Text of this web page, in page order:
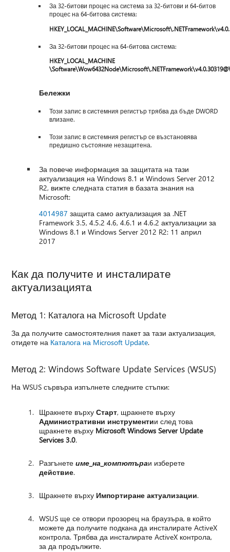
За 32-битови процес на система за 32-битови и 64-битов
процес на 64-битова система:
За 32-битови процес на 64-битова система:
HKEY_LOCAL_MACHINE
Бележки
Този запис в системния регистър трябва да бъде DWORD
влизане.
Този запис в системния регистър се възстановява
предишно състояние незащитена.
За повече информация за защитата на тази
актуализация на Windows 8.1 и Windows Server 2012
R2, вижте следната статия в базата знания на
Microsoft:
4014987 защита само актуализация за .NET
Framework 3.5, 4.5.2 4.6, 4.6.1 и 4.6.2 актуализации за
Windows 8.1 и Windows Server 2012 R2: 11 април
2017
Как да получите и инсталирате
актуализацията
Метод 1: Каталога на Microsoft Update
За да получите самостоятелния пакет за тази актуализация,
отидете на Каталога на Microsoft Update.
Метод 2: Windows Software Update Services (WSUS)
На WSUS сървъра изпълнете следните стъпки:
Щракнете върхуСтарт, щракнете върху
Административни инструментии след това
щракнете върху Microsoft Windows Server Update
Services 3.0.
Разгънетеиме_на_компютъраи изберете
действие.
Щракнете върху Импортиране актуализации.
WSUS ще се отвори прозорец на браузъра, в който
можете да получите подкана да инсталирате ActiveX
контрола. Трябва да инсталирате ActiveX контрола,
за да продължите.